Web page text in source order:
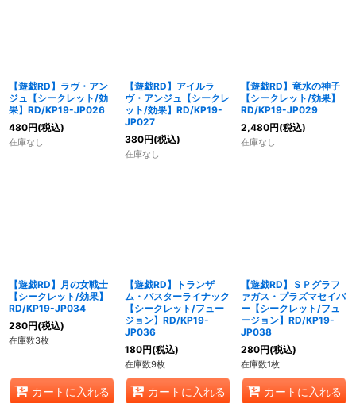
【遊戯RD】ラヴ・アン
ジュ【シークレット/効
果】RD/KP19-JP026
480円(税込)
在庫なし
【遊戯RD】アイルラ
ヴ・アンジュ【シークレ
ット/効果】RD/KP19-
JP027
380円(税込)
在庫なし
【遊戯RD】竜水の神子
【シークレット/効果】
RD/KP19-JP029
2,480円(税込)
在庫なし
【遊戯RD】月の女戦士
【シークレット/効果】
RD/KP19-JP034
280円(税込)
在庫数3枚
カートに入れる
【遊戯RD】トランザ
ム・バスターライナック
【シークレット/フュー
ジョン】RD/KP19-
JP036
180円(税込)
在庫数9枚
カートに入れる
【遊戯RD】ＳＰグラフ
ァガス・プラズマセイバ
ー【シークレット/フュ
ージョン】RD/KP19-
JP038
280円(税込)
在庫数1枚
カートに入れる